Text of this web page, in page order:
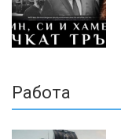
Работа